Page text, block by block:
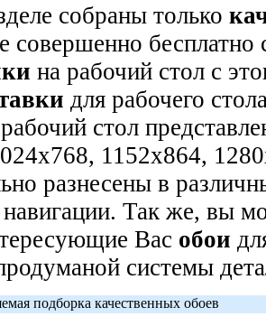
собраны только
бесплатно
на рабочий стол с
для рабочего
стол
1152x864,
разнесены в
Так же, вы
Вас обои
системы
подборка качественных обоев